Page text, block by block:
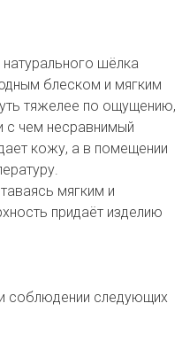
шёлка
блеском и мягким
тяжелее по ощущению,
с чем несравнимый
кожу, а в помещении
мягким и
придаёт изделию
соблюдении следующих